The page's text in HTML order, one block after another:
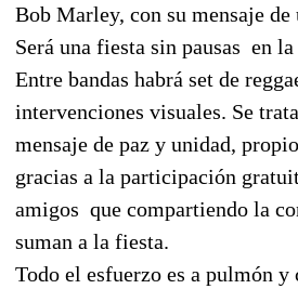
Bob Marley, con su mensaje de
Será una fiesta sin pausas en
Entre bandas habrá set de
intervenciones visuales. Se
mensaje de paz y unidad,
gracias a la participación
amigos que compartiendo la
suman a la fiesta.
Todo el esfuerzo es a pulmón y